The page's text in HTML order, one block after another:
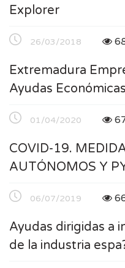
Explorer
26/03/2018
Extremadura
Ayudas
01/04/2020
COVID-19.
AUTÓNOMOS Y
06/07/2019
Ayudas dirigidas a
de la industria